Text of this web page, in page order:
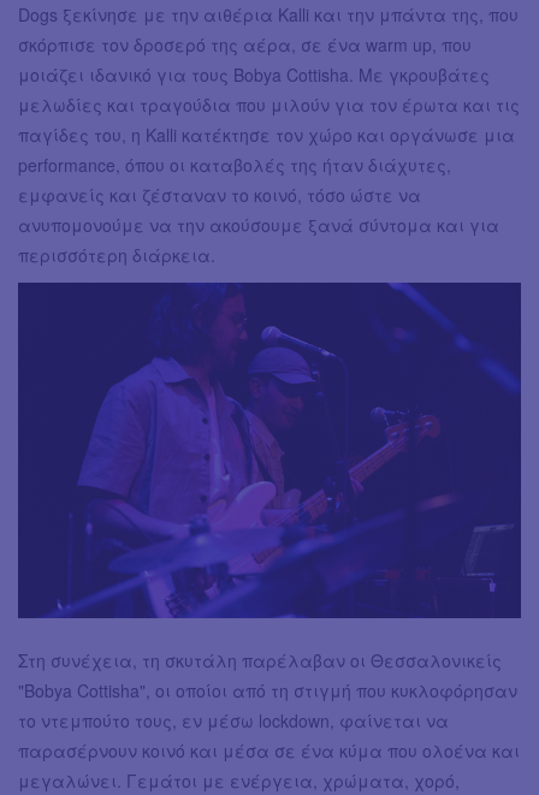
Dogs ξεκίνησε με την αιθέρια Kalli και την μπάντα της, που
σκόρπισε τον δροσερό της αέρα, σε ένα warm up, που
μοιάζει ιδανικό για τους Bobya Cottisha. Με γκρουβάτες
μελωδίες και τραγούδια που μιλούν για τον έρωτα και τις
παγίδες του, η Kalli κατέκτησε τον χώρο και οργάνωσε μια
performance, όπου οι καταβολές της ήταν διάχυτες,
εμφανείς και ζέσταναν το κοινό, τόσο ώστε να
ανυπομονούμε να την ακούσουμε ξανά σύντομα και για
περισσότερη διάρκεια.
Στη συνέχεια, τη σκυτάλη παρέλαβαν οι Θεσσαλονικείς
"Bobya Cottisha", οι οποίοι από τη στιγμή που κυκλοφόρησαν
το ντεμπούτο τους, εν μέσω lockdown, φαίνεται να
παρασέρνουν κοινό και μέσα σε ένα κύμα που ολοένα και
μεγαλώνει. Γεμάτοι με ενέργεια, χρώματα, χορό,